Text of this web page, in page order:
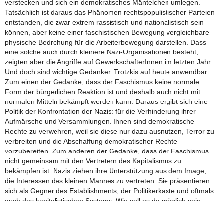
verstecken und sich ein demokratisches Mäntelchen umlegen.
Tatsächlich ist daraus das Phänomen rechtspopulistischer Parteien
entstanden, die zwar extrem rassistisch und nationalistisch sein
können, aber keine einer faschistischen Bewegung vergleichbare
physische Bedrohung für die Arbeiterbewegung darstellen. Dass
eine solche auch durch kleinere Nazi-Organisationen besteht,
zeigten aber die Angriffe auf GewerkschafterInnen im letzten Jahr.
Und doch sind wichtige Gedanken Trotzkis auf heute anwendbar.
Zum einen der Gedanke, dass der Faschismus keine normale
Form der bürgerlichen Reaktion ist und deshalb auch nicht mit
normalen Mitteln bekämpft werden kann. Daraus ergibt sich eine
Politik der Konfrontation der Nazis: für die Verhinderung ihrer
Aufmärsche und Versammlungen. Ihnen sind demokratische
Rechte zu verwehren, weil sie diese nur dazu ausnutzen, Terror zu
verbreiten und die Abschaffung demokratischer Rechte
vorzubereiten. Zum anderen der Gedanke, dass der Faschismus
nicht gemeinsam mit den Vertretern des Kapitalismus zu
bekämpfen ist. Nazis ziehen ihre Unterstützung aus dem Image,
die Interessen des kleinen Mannes zu vertreten. Sie präsentieren
sich als Gegner des Establishments, der Politikerkaste und oftmals